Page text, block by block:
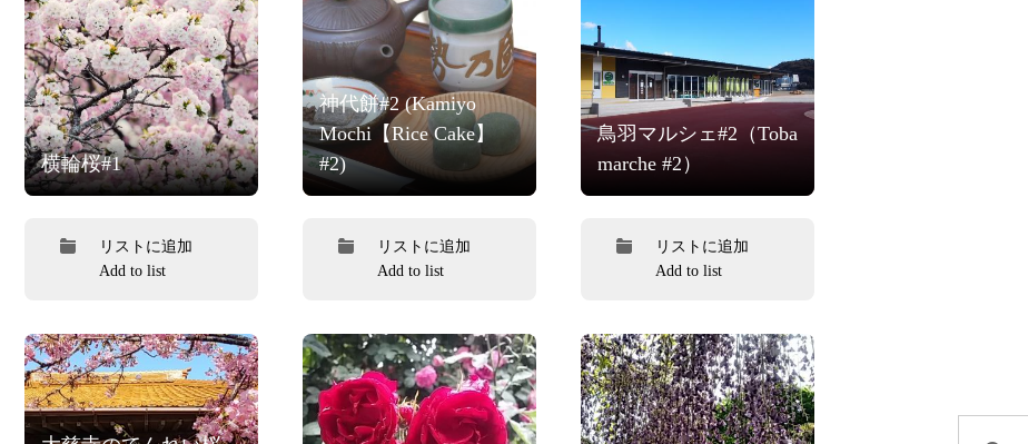
横輪桜#1
リストに追加
Add to list
神代餅#2 (Kamiyo
Mochi【Rice Cake】
#2)
リストに追加
Add to list
鳥羽マルシェ#2（Toba
marche #2）
リストに追加
Add to list